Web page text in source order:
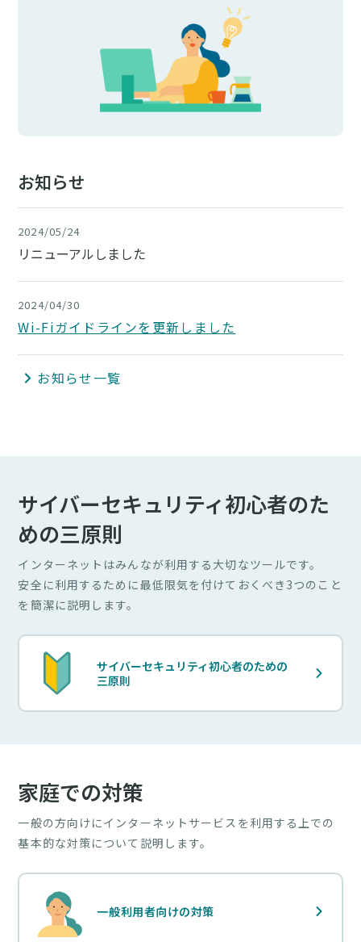
お知らせ
2024/05/24
リニューアルしました
2024/04/30
Wi-Fiガイドラインを更新しました
お知らせ一覧
サイバーセキュリティ初心者のた
めの三原則
インターネットはみんなが利用する大切なツールです。
安全に利用するために最低限気を付けておくべき3つのこと
を簡潔に説明します。
サイバーセキュリティ初心者のための
三原則
家庭での対策
一般の方向けにインターネットサービスを利用する上での
基本的な対策について説明します。
一般利用者向けの対策